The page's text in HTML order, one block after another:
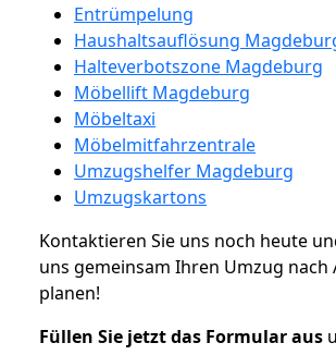
Entrümpelung
Haushaltsauflösung
Halteverbotszone Magdeburg
Möbellift Magdeburg
Möbeltaxi
Möbelmitfahrzentrale
Umzugshelfer Magdeburg
Umzugskartons
Kontaktieren Sie uns noch heute
uns gemeinsam Ihren Umzug nach
planen!
Füllen Sie jetzt das Formular aus